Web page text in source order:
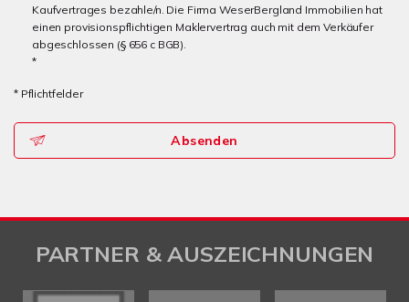
Kaufvertrages bezahle/n. Die Firma WeserBergland Immobilien hat
einen provisionspflichtigen Maklervertrag auch mit dem Verkäufer
abgeschlossen (§ 656 c BGB).
*
* Pflichtfelder
Absenden
PARTNER & AUSZEICHNUNGEN